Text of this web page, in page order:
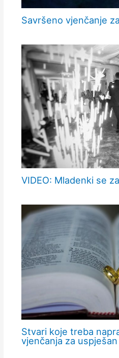
Savršeno vjenčanje
VIDEO: Mladenki se
Stvari koje treba
vjenčanja za